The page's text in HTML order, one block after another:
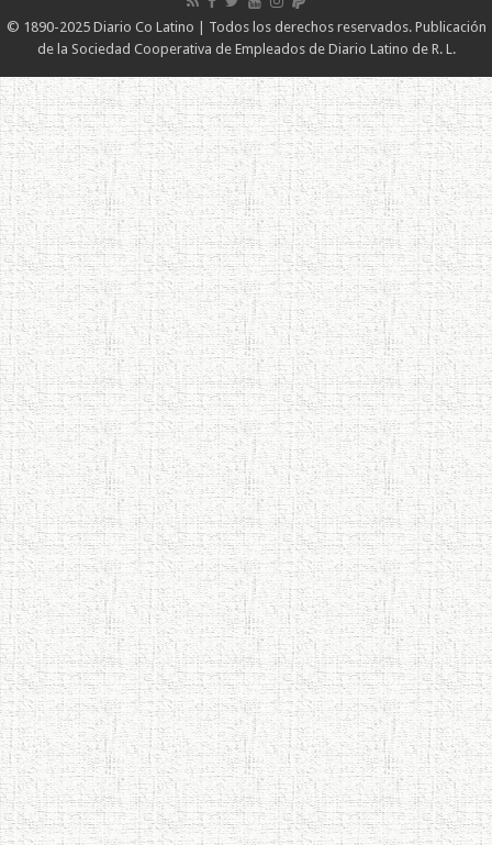
© 1890-2025 Diario Co Latino | Todos los derechos reservados. Publicación
de la Sociedad Cooperativa de Empleados de Diario Latino de R. L.